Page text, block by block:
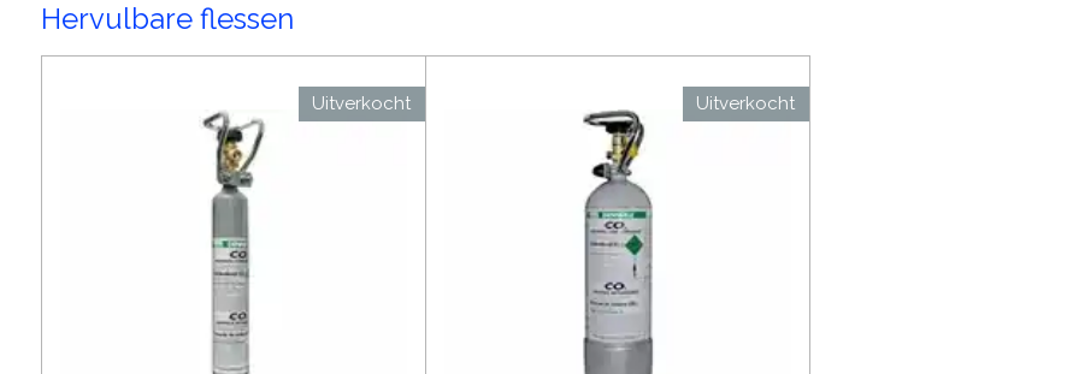
Hervulbare flessen
Uitverkocht Uitverkocht